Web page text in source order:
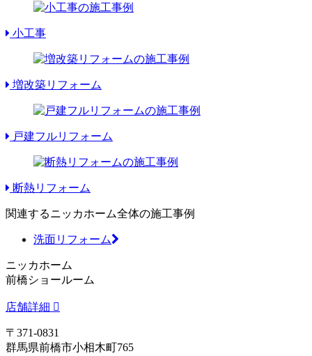
小工事
増改築リフォーム
戸建フルリフォーム
断熱リフォーム
関連するニッカホーム全体の施工事例
洗面リフォーム
ニッカホーム
前橋ショールーム
店舗詳細
〒371-0831
群馬県前橋市小相木町765